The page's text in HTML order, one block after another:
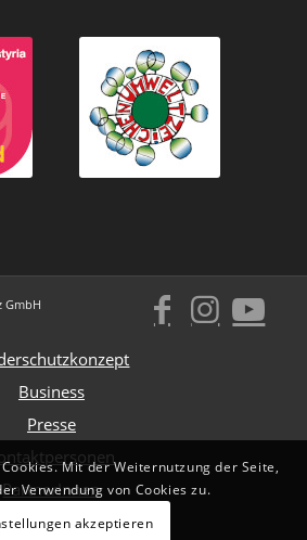
GmbH
Business
Presse
PartnerInnen
Impressum
Mit der Weiternutzung der Seite,
Verwendung von Cookies zu.
akzeptieren